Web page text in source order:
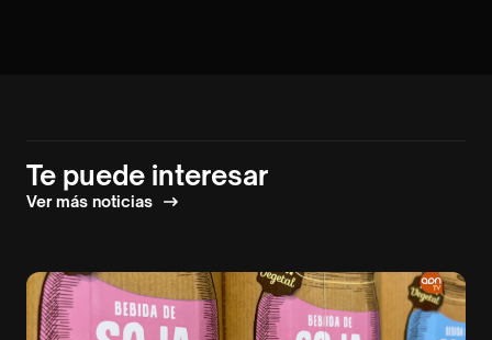
Te puede interesar
Ver más noticias